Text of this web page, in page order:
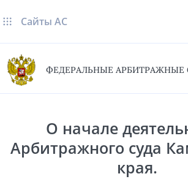
Сайты AC
ФЕДЕРАЛЬНЫЕ АРБИТРАЖНЫЕ
О начале
Арбитражного суда
края.